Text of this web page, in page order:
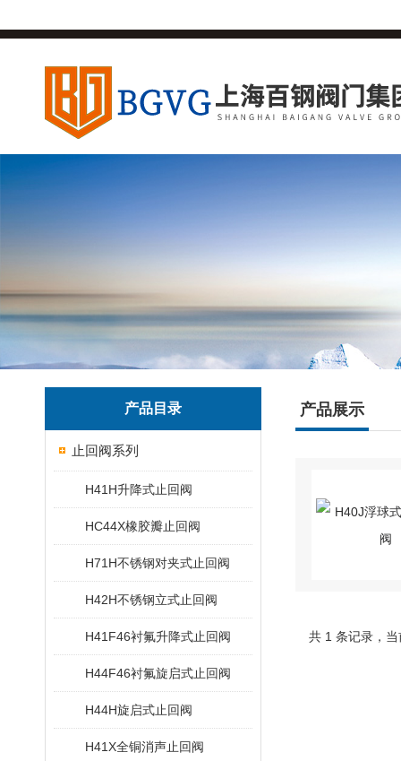
产品目录
止回阀系列
H41H升降式止回阀
HC44X橡胶瓣止回阀
H71H不锈钢对夹式止回阀
H42H不锈钢立式止回阀
H41F46衬氟升降式止回阀
H44F46衬氟旋启式止回阀
H44H旋启式止回阀
H41X全铜消声止回阀
产品展示
共 1 条记录，